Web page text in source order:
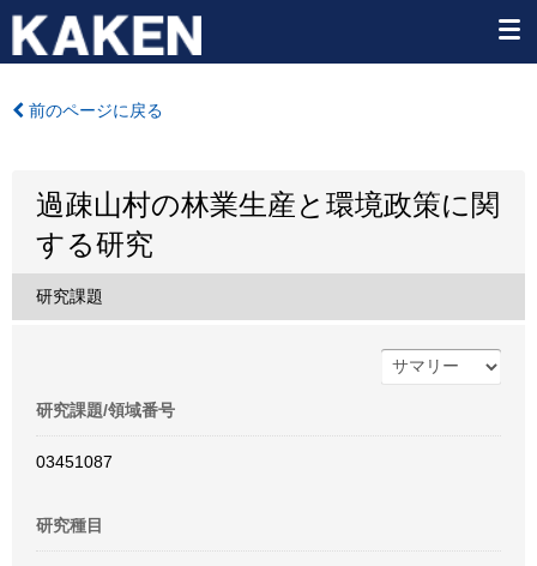
前のページに戻る
過疎山村の林業生産と環境政策に関
する研究
研究課題
研究課題/領域番号
03451087
研究種目